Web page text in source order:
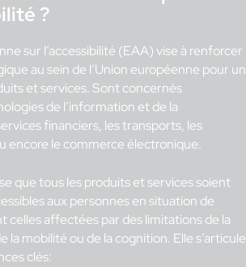
?
sur l’accessibilité (EAA) vise à renforcer
au sein de l’Union européenne pour un
et services. Sont concernés
de l’information et de la
financiers, les transports, les
encore le commerce électronique.
que tous les produits et services soient
aux personnes en situation de
celles affectées par des limitations de la
la mobilité ou de la cognition. Elle s’articule
clés: